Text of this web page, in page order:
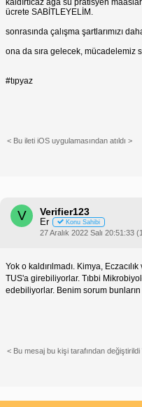
ücrete SABİTLEYELİM.
sonrasında çalışma şartlarımızı
ona da sıra gelecek, mücadelemiz
#tıpyaz
< Bu ileti iOS uygulamasından atıldı >
V Verifier123
Er Konu Sahibi
27 Aralık 2022 Salı 20:51:33
Yok o kaldırılmadı. Kimya,
TUS'a girebiliyorlar. Tıbbi
edebiliyorlar. Benim sorum bunların
< Bu mesaj bu kişi tarafından değiştirildi